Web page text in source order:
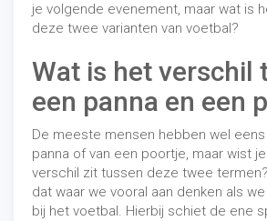
je volgende evenement, maar wat is
deze twee varianten van voetbal?
Wat is het verschil
een panna en een
De meeste mensen hebben wel
panna of van een poortje, maar wist
verschil zit tussen deze twee
dat waar we vooral aan denken als we
bij het voetbal. Hierbij schiet de ene